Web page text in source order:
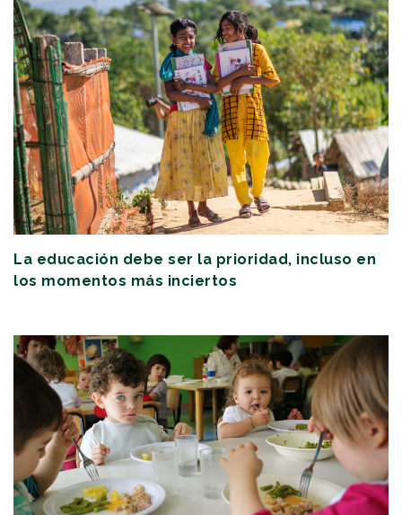
La educación debe ser la prioridad, incluso en
los momentos más inciertos